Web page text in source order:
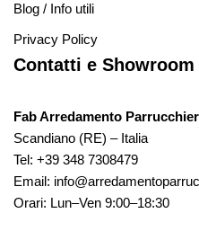
Blog / Info utili
Privacy Policy
Contatti e Showroom
Fab Arredamento
Scandiano (RE) – Italia
Tel: +39 348 7308479
Email:
Orari: Lun–Ven 9:00–18:30